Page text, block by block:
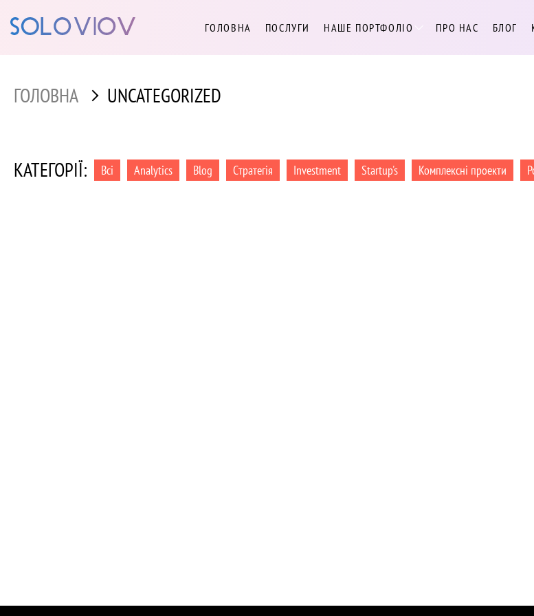
ГОЛОВНА ПОСЛУГИ НАШЕ ПОРТФОЛІО ПРО НАС БЛОГ
ГОЛОВНА UNCATEGORIZED
КАТЕГОРІЇ: Всі Analytics Blog Cтратегія Investment Startup's Комплексні проекти